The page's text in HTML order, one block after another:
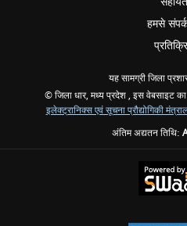
हमसे
यह सामग्री जिला
© जिला धार, मध्य प्रदेश , इस वेबसाइट का
इलेक्ट्रानिक्स एवं सूचना प्रौद्योगिकी
अंतिम अद्यतन तिथि: